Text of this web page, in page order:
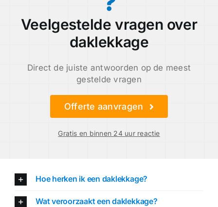
Veelgestelde vragen over
daklekkage
Direct de juiste antwoorden op de meest
gestelde vragen
Offerte aanvragen
Gratis en binnen 24 uur reactie
Hoe herken ik een daklekkage?
Wat veroorzaakt een daklekkage?